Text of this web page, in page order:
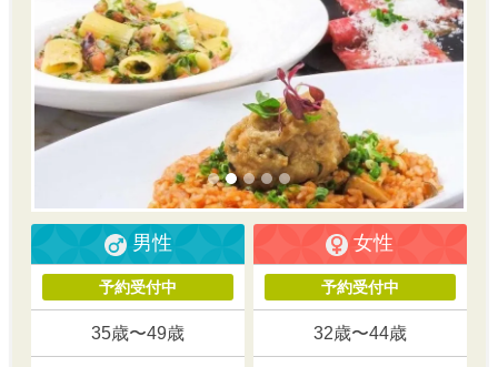
男性
予約受付中
35歳〜49歳
女性
予約受付中
32歳〜44歳